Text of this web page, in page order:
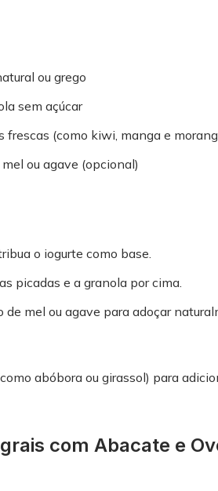
ou grego
sem açúcar
frescas (como kiwi, manga e
ou agave (opcional)
o iogurte como base.
picadas e a granola por cima.
de mel ou agave para adoçar
abóbora ou girassol) para
com Abacate e